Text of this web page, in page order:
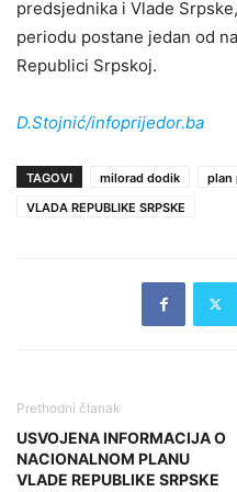
predsjednika i Vlade
periodu postane jedan od
Republici Srpskoj.
D.Stojnić/infoprijedor.ba
TAGOVI milorad dodik plan
VLADA REPUBLIKE SRPSKE
Prethodni članak
USVOJENA INFORMACIJA O
NACIONALNOM PLANU
VLADE REPUBLIKE SRPSKE